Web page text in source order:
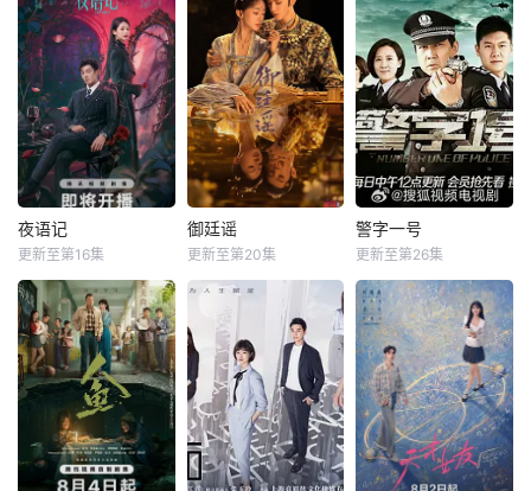
夜语记
更新至第16集
御廷谣
更新至第20集
警字一号
更新至第26集